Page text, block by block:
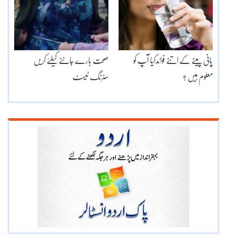
صحت بارے جاننے کیلئے کریں
سٹرنگ ٹیسٹ
پانی پینے کے اتنے فوائدکیا آپ کو
معلوم ہیں ؟